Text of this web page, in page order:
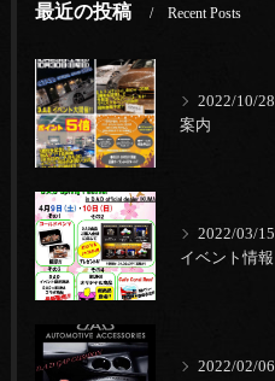
最近の投稿 Recent Posts
2022/10/28
案内
2022/03/15
イベント情報
2022/02/06